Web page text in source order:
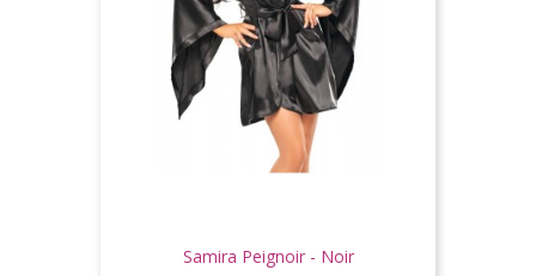
Samira Peignoir - Noir